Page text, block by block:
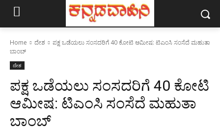
Home ದೇಶ
ಪಕ್ಷ ಒಡೆಯಲು ಸಂಸದರಿಗೆ 40 ಕೋಟಿ ಆಮೀಷ: ಟಿಎಂಸಿ ಸಂಸೆದೆ ಮಹುತಾ
ಬಾಂಬ್
ದೇಶ
ಪಕ್ಷ ಒಡೆಯಲು ಸಂಸದರಿಗೆ 40 ಕೋಟಿ
ಆಮೀಷ: ಟಿಎಂಸಿ ಸಂಸೆದೆ ಮಹುತಾ
ಬಾಂಬ್